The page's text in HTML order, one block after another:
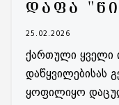
ᲓᲐᲤᲐ
25.02.2026
ქართული ყველი
დაწყვილებისას
ყოფილიყო